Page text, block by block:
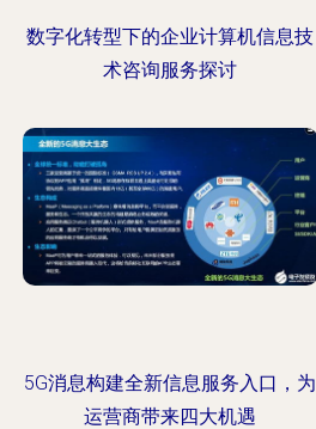
数字化转型下的企业计算机信息技
术咨询服务探讨
5G消息构建全新信息服务入口，为
运营商带来四大机遇